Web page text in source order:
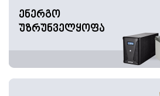
ენერგო
უზრუნველყოფა